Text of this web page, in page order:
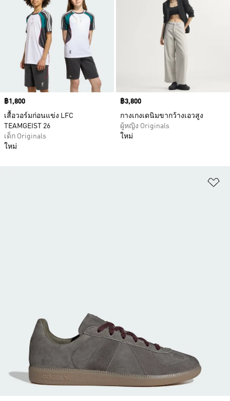
Price
฿1,800
เสื้อวอร์มก่อนแข่ง LFC
TEAMGEIST 26
เด็ก Originals
ใหม่
Price
฿3,800
กางเกงเดนิมขากว้างเอวสูง
ผู้หญิง Originals
ใหม่